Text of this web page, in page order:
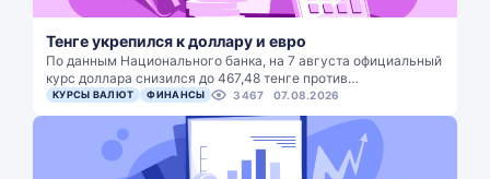
Тенге укрепился к доллару и евро
По данным Национального банка, на 7 августа официальный
курс доллара снизился до 467,48 тенге против…
КУРСЫ ВАЛЮТ ФИНАНСЫ 3467 07.08.2026